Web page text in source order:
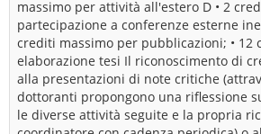
massimo per attività all'estero D • 2
partecipazione a conferenze esterne
crediti massimo per pubblicazioni; • 12
elaborazione tesi Il riconoscimento di
alla presentazioni di note critiche
dottoranti propongono una riflessione
le diverse attività seguite e la propria